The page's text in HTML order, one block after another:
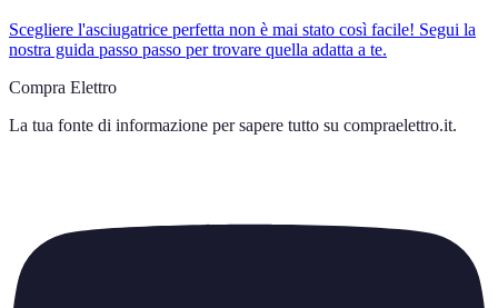
Scegliere l'asciugatrice perfetta non è mai stato così facile! Segui la
nostra guida passo passo per trovare quella adatta a te.
Compra Elettro
La tua fonte di informazione per sapere tutto su compraelettro.it.